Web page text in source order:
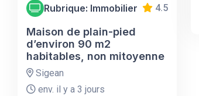
Rubrique: Immobilier 4.5
Maison de plain-pied
d’environ 90 m2
habitables, non mitoyenne
Sigean
env. il y a 3 jours